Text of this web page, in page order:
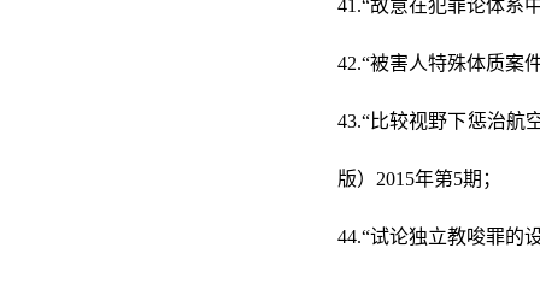
41.“故意在犯罪论体系
42.“被害人特殊体质案
43.“比较视野下惩治航
版）2015年第5期；
44.“试论独立教唆罪的